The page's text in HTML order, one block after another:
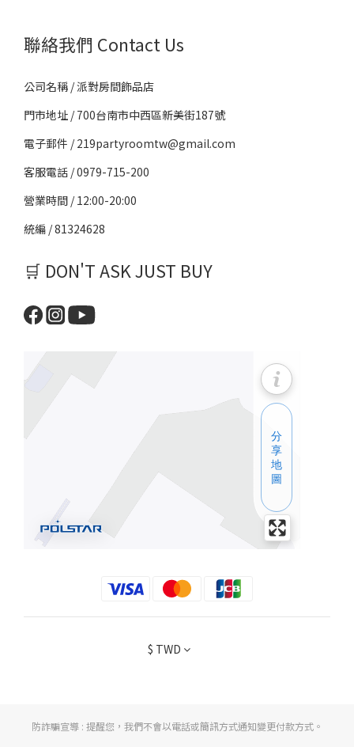
聯絡我們 Contact Us
公司名稱 / 派對房間飾品店
門市地址 / 700台南市中西區新美街187號
電子郵件 / 219partyroomtw@gmail.com
客服電話 / 0979-715-200
營業時間 / 12:00-20:00
統編 / 81324628
🛒 DON'T ASK JUST BUY
$ TWD
防詐騙宣導 : 提醒您，我們不會以電話或簡訊方式通知變更付款方式。